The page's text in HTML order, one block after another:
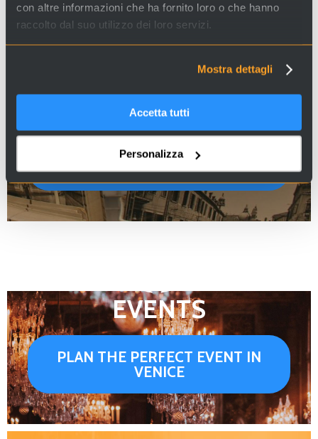
con altre informazioni che ha fornito loro o che hanno
raccolto dal suo utilizzo dei loro servizi.
Mostra dettagli
Accetta tutti
Personalizza
ART AND HISTORY
DO YOU KNOW EVERYTHING
ABOUT VENICE?
EVENTS
PLAN THE PERFECT EVENT IN
VENICE